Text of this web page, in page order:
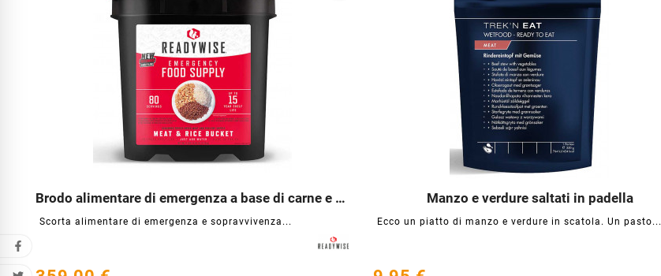
Brodo alimentare di emergenza a base di carne e riso
Scorta alimentare di emergenza e sopravvivenza...
   
Manzo e verdure saltati in padella
Ecco un piatto di manzo e verdure in scatola. Un pasto...
   
Crea lista dei desideri